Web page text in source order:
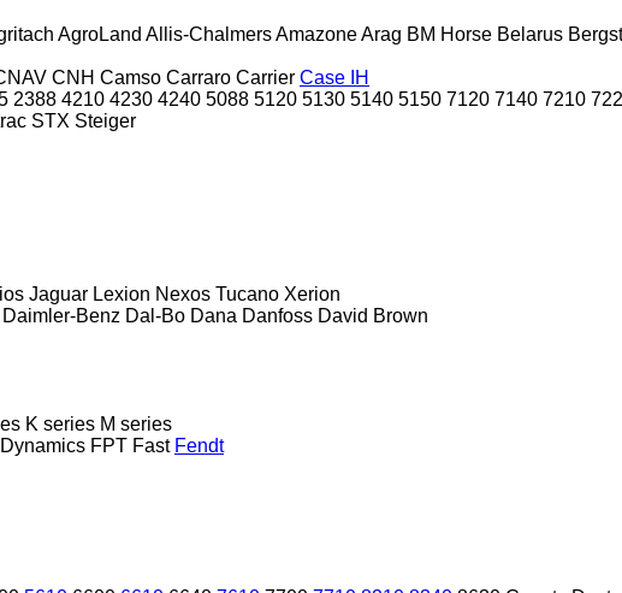
AgroLand Allis-ChalmersAmazoneArag BM Horse Belarus
CNH Camso Carraro Carrier Case IH
2388 4210 4230 4240 5088 5120 5130 5140 5150 7120 7140 7210
STX Steiger
Jaguar Lexion Nexos Tucano Xerion
Daimler-Benz Dal-Bo Dana Danfoss David Brown
K series M series
FPT Fast Fendt